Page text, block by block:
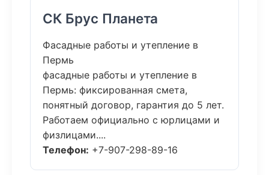
СК Брус Планета
Фасадные работы и утепление в
Пермь
фасадные работы и утепление в
Пермь: фиксированная смета,
понятный договор, гарантия до 5 лет.
Работаем официально с юрлицами и
физлицами....
Телефон: +7-907-298-89-16